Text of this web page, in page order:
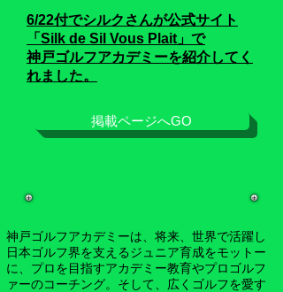
6/22付でシルクさんが公式サイト
「Silk de Sil Vous Plait」 で
神戸ゴルフアカデミーを紹介してく
れました。
掲載ページへGO
神戸ゴルフアカデミーは、将来、世界で活躍し
日本ゴルフ界を支えるジュニア育成をモットー
に、プロを目指すアカデミー教育やプロゴルフ
ァーのコーチング。そして、広くゴルフを愛す